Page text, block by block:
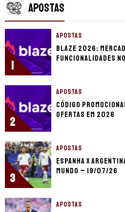
APOSTAS
1
APOSTAS
Blaze 2026:
funcionalidades
2
APOSTAS
Código
ofertas em 2026
3
APOSTAS
Espanha x
Mundo – 19/07/26
APOSTAS